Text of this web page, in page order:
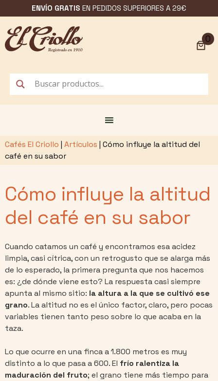
al
contenido
ENVÍO GRATIS EN PEDIDOS SUPERIORES A 29€
0
Cafés El Criollo | Artículos | Cómo influye la altitud del
café en su sabor
Cómo influye la altitud
del café en su sabor
Cuando catamos un café y encontramos esa acidez
limpia, casi cítrica, con un retrogusto que se alarga más
de lo esperado, la primera pregunta que nos hacemos
es: ¿de dónde viene esto? La respuesta casi siempre
apunta al mismo sitio: la altura a la que se cultivó ese
grano. La altitud no es el único factor, claro, pero pocas
variables tienen tanto peso sobre lo que acaba en la
taza.
Lo que ocurre en una finca a 1.800 metros es muy
distinto a lo que pasa a 600. El frío ralentiza la
maduración del fruto; el grano tiene más tiempo para